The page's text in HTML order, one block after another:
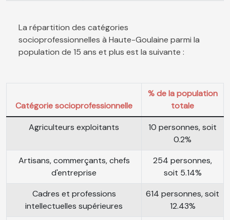
La répartition des catégories
socioprofessionnelles à Haute-Goulaine parmi la
population de 15 ans et plus est la suivante :
Catégorie socioprofessionnelle
% de la population
totale
Agriculteurs exploitants
10 personnes, soit
0.2%
Artisans, commerçants, chefs
d'entreprise
254 personnes,
soit 5.14%
Cadres et professions
intellectuelles supérieures
614 personnes, soit
12.43%